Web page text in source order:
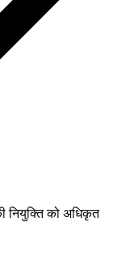
नियुक्ति को अधिकृत